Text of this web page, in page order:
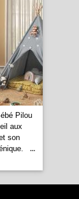
Pilou
aux
son
...